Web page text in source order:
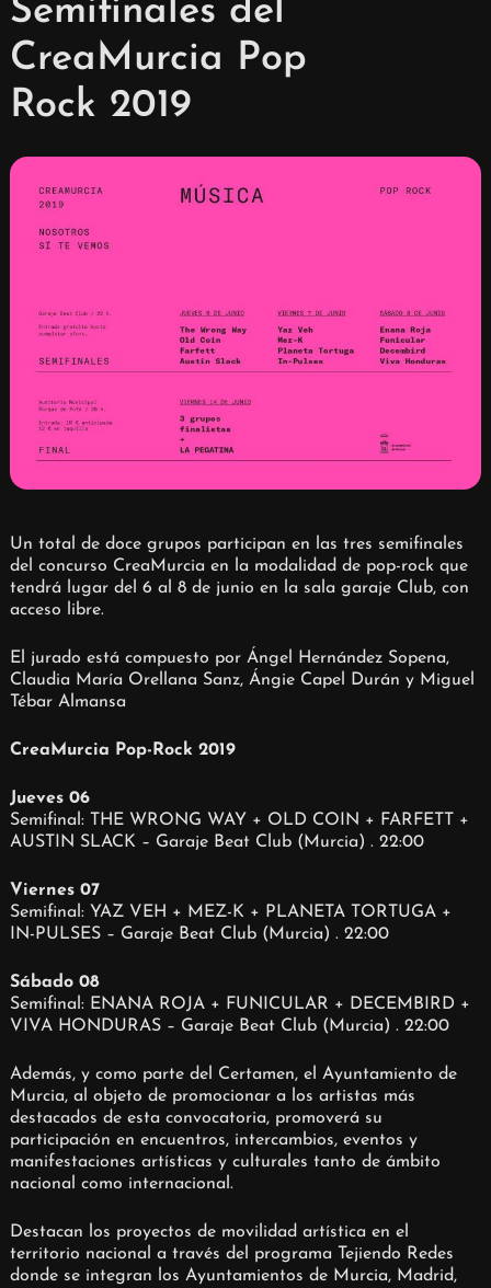
Semifinales del
CreaMurcia Pop
Rock 2019
Un total de doce grupos participan en las tres semifinales
del concurso CreaMurcia en la modalidad de pop-rock que
tendrá lugar del 6 al 8 de junio en la sala garaje Club, con
acceso libre.
El jurado está compuesto por Ángel Hernández Sopena,
Claudia María Orellana Sanz, Ángie Capel Durán y Miguel
Tébar Almansa
CreaMurcia Pop-Rock 2019
Jueves 06
Semifinal: THE WRONG WAY + OLD COIN + FARFETT +
AUSTIN SLACK – Garaje Beat Club (Murcia) . 22:00
Viernes 07
Semifinal: YAZ VEH + MEZ-K + PLANETA TORTUGA +
IN-PULSES – Garaje Beat Club (Murcia) . 22:00
Sábado 08
Semifinal: ENANA ROJA + FUNICULAR + DECEMBIRD +
VIVA HONDURAS – Garaje Beat Club (Murcia) . 22:00
Además, y como parte del Certamen, el Ayuntamiento de
Murcia, al objeto de promocionar a los artistas más
destacados de esta convocatoria, promoverá su
participación en encuentros, intercambios, eventos y
manifestaciones artísticas y culturales tanto de ámbito
nacional como internacional.
Destacan los proyectos de movilidad artística en el
territorio nacional a través del programa Tejiendo Redes
donde se integran los Ayuntamientos de Murcia, Madrid,